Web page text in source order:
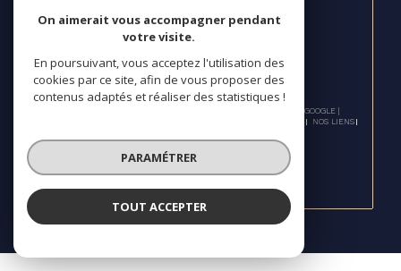
© 2026 | TOUS DROITS RÉSERVÉS | TRADUCTION POWERED BY GOOGLE |
NOS LIENS
On aimerait vous accompagner pendant
votre visite.
En poursuivant, vous acceptez l'utilisation des
cookies par ce site, afin de vous proposer des
contenus adaptés et réaliser des statistiques !
PARAMÉTRER
TOUT ACCEPTER